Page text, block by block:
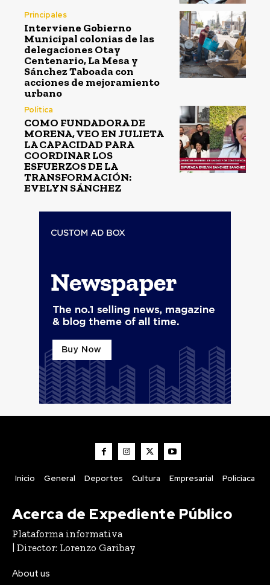
Principales
Interviene Gobierno
Municipal colonias de las
delegaciones Otay
Centenario, La Mesa y
Sánchez Taboada con
acciones de mejoramiento
urbano
Política
COMO FUNDADORA DE
MORENA, VEO EN JULIETA
LA CAPACIDAD PARA
COORDINAR LOS
ESFUERZOS DE LA
TRANSFORMACIÓN:
EVELYN SÁNCHEZ
Inicio General Deportes Cultura Empresarial Policiaca
Acerca de Expediente Público
Plataforma informativa
| Director: Lorenzo Garibay
About us